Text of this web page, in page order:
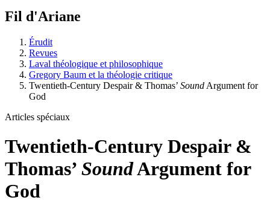
Fil d'Ariane
Érudit
Revues
Laval théologique et philosophique
Gregory Baum et la théologie critique
Twentieth-Century Despair & Thomas’ Sound Argument for
God
Articles spéciaux
Twentieth-Century Despair &
Thomas’ SoundArgument for
God